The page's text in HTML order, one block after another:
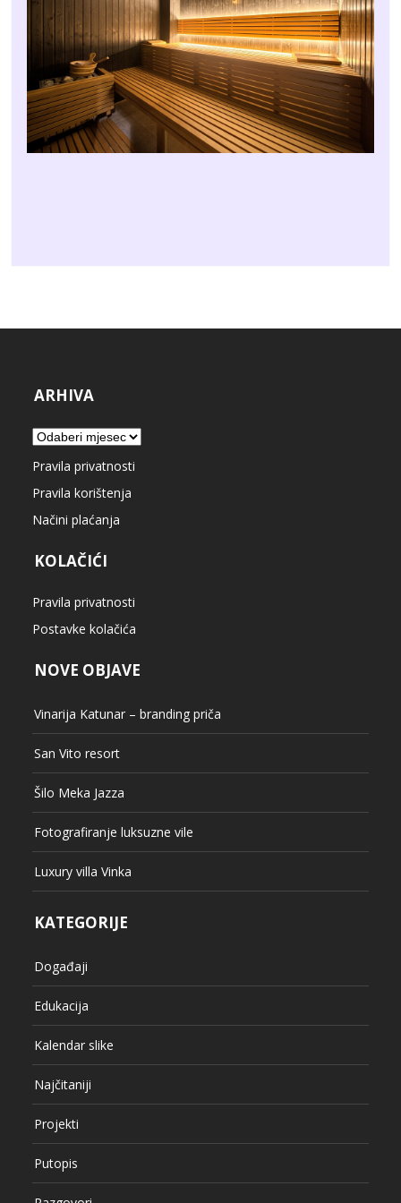
ARHIVA
Arhiva
Pravila privatnosti
Pravila korištenja
Načini plaćanja
KOLAČIĆI
Pravila privatnosti
Postavke kolačića
NOVE OBJAVE
Vinarija Katunar – branding priča
San Vito resort
Šilo Meka Jazza
Fotografiranje luksuzne vile
Luxury villa Vinka
KATEGORIJE
Događaji
Edukacija
Kalendar slike
Najčitaniji
Projekti
Putopis